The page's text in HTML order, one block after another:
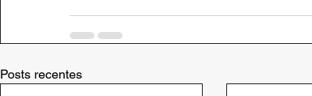
Posts recentes